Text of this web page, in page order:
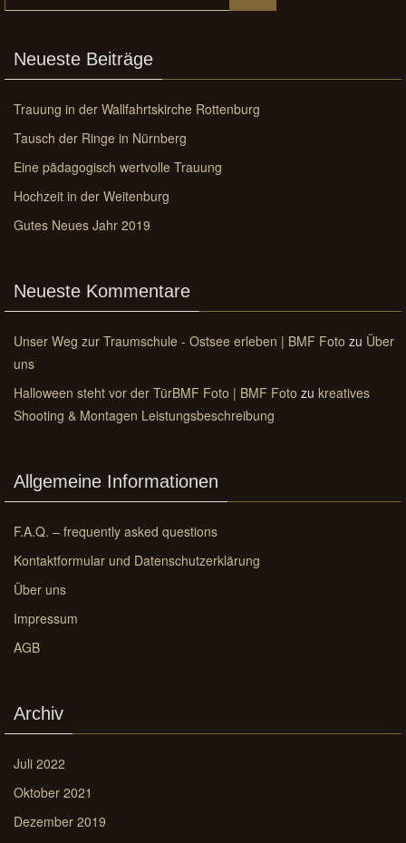
Neueste Beiträge
Trauung in der Wallfahrtskirche Rottenburg
Tausch der Ringe in Nürnberg
Eine pädagogisch wertvolle Trauung
Hochzeit in der Weitenburg
Gutes Neues Jahr 2019
Neueste Kommentare
Unser Weg zur Traumschule - Ostsee erleben | BMF Foto zu Über
uns
Halloween steht vor der TürBMF Foto | BMF Foto zu kreatives
Shooting & Montagen Leistungsbeschreibung
Allgemeine Informationen
F.A.Q. – frequently asked questions
Kontaktformular und Datenschutzerklärung
Über uns
Impressum
AGB
Archiv
Juli 2022
Oktober 2021
Dezember 2019